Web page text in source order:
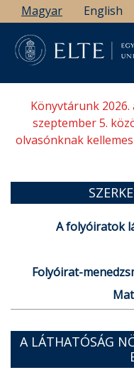
Ugrás
a
tartalomra
Magyar English
Könyvtárunk 2026.
szeptember 5.
olvasónknak
A folyóiratok
Folyóirat-
A LÁTHATÓSÁG